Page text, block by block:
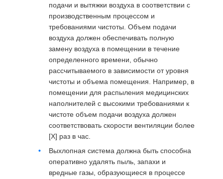
подачи и вытяжки воздуха в соответствии с
производственным процессом и
требованиями чистоты. Объем подачи
воздуха должен обеспечивать полную
замену воздуха в помещении в течение
определенного времени, обычно
рассчитываемого в зависимости от уровня
чистоты и объема помещения. Например, в
помещении для распыления медицинских
наполнителей с высокими требованиями к
чистоте объем подачи воздуха должен
соответствовать скорости вентиляции более
[X] раз в час.
Выхлопная система должна быть способна
оперативно удалять пыль, запахи и
вредные газы, образующиеся в процессе